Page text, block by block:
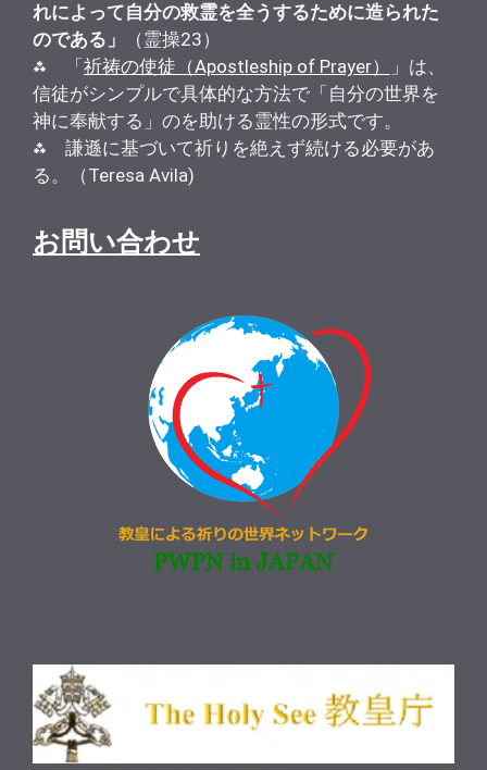
れによって自分の救霊を全うするために造られた
のである」
（霊操23）
⁂ 「 祈祷の使徒（Apostleship of Prayer）
」は、
信徒がシンプルで具体的な方法で「自分の世界を
神に奉献する」のを助ける霊性の形式です。
⁂ 謙遜に基づいて祈りを絶えず続ける必要があ
る。（Teresa Avila)
お問い合わせ